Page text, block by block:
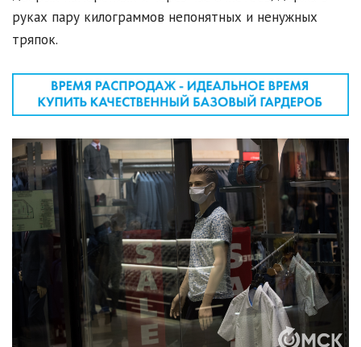
руках пару килограммов непонятных и ненужных
тряпок.